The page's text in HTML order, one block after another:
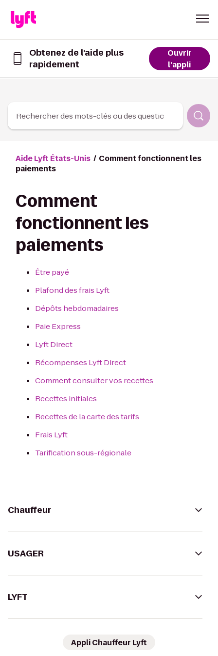
Obtenez de l'aide plus
rapidement
Obtenez
dans
Ouvrir
l'appli
Rechercher des mots-clés ou des questions
Aide Lyft États-Unis
Comment fonctionnent les
paiements
Comment
fonctionnent les
paiements
Être payé
Plafond des frais Lyft
Dépôts hebdomadaires
Paie Express
Lyft Direct
Récompenses Lyft Direct
Comment consulter vos recettes
Recettes initiales
Recettes de la carte des tarifs
Frais Lyft
Tarification sous-régionale
Chauffeur
USAGER
LYFT
Appli Chauffeur Lyft